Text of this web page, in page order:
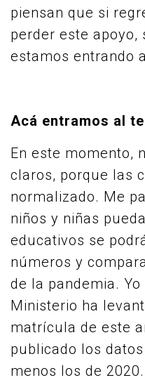
piensan que si
perder este apoyo,
estamos entrando
Acá entramos al
En este momento,
claros, porque las
normalizado. Me
niños y niñas
educativos se
números y
de la pandemia.
Ministerio ha
matrícula de este
publicado los
menos los de 2020.